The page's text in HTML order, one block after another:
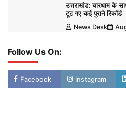
उत्तराखंड: चारधाम के
टूट गए कई पुराने रिकॉर्ड
News Desk
Follow Us On:
Facebook Instagram